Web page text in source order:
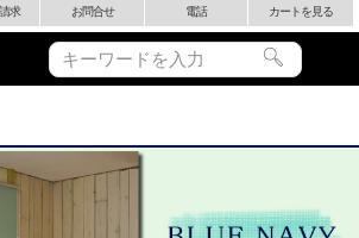
求 お問合せ 電話 カートを見る